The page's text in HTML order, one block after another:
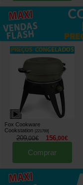
Fox Cookware
Cookstation [221769]
209,00€ 156,00€
Comprar